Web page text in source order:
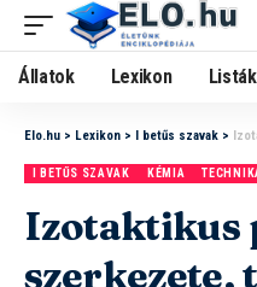
Állatok Lexikon Listák
Elo.hu > Lexikon > I betűs szavak >
I BETŰS SZAVAK KÉMIA
Izotaktikus
szerkezete,